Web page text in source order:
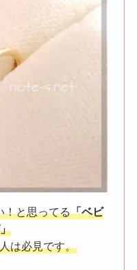
！と思ってる「ベビ
は必見です。